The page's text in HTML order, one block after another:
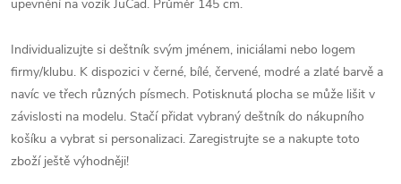
upevnění na vozík JuCad. Průměr 145 cm.
Individualizujte si deštník svým jménem, iniciálami nebo logem
firmy/klubu. K dispozici v černé, bílé, červené, modré a zlaté barvě a
navíc ve třech různých písmech. Potisknutá plocha se může lišit v
závislosti na modelu. Stačí přidat vybraný deštník do nákupního
košíku a vybrat si personalizaci. Zaregistrujte se a nakupte toto
zboží ještě výhodněji!